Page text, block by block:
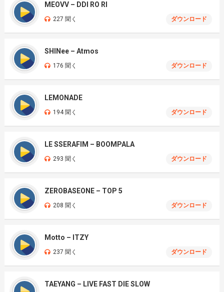
MEOVV – DDI RO RI
227 聞く ダウンロード
SHINee – Atmos
176 聞く ダウンロード
LEMONADE
194 聞く ダウンロード
LE SSERAFIM – BOOMPALA
293 聞く ダウンロード
ZEROBASEONE – TOP 5
208 聞く ダウンロード
Motto – ITZY
237 聞く ダウンロード
TAEYANG – LIVE FAST DIE SLOW